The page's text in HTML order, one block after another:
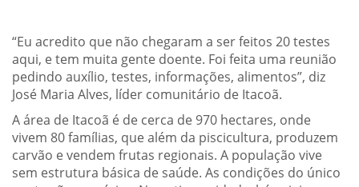
“Eu acredito que não chegaram a ser feitos 20 testes
aqui, e tem muita gente doente. Foi feita uma reunião
pedindo auxílio, testes, informações, alimentos”, diz
José Maria Alves, líder comunitário de Itacoã.
A área de Itacoã é de cerca de 970 hectares, onde
vivem 80 famílias, que além da piscicultura, produzem
carvão e vendem frutas regionais. A população vive
sem estrutura básica de saúde. As condições do único